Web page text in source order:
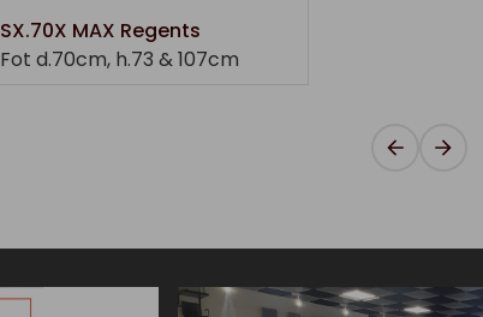
SX.70X MAX Regents
Fot d.70cm, h.73 & 107cm